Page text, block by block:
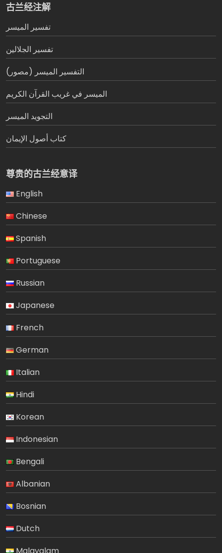
古兰经注解
تفسير المیسر
تفسير الجلالين
التفسير الميسر (مصور)
الميسر في غريب القرآن الكريم
التجويد الميسر
كتاب أصول الإيمان
尊贵的古兰经意译
English
Chinese
Spanish
Portuguese
Russian
Japanese
French
German
Italian
Hindi
Korean
Indonesian
Bengali
Albanian
Bosnian
Dutch
Malayalam